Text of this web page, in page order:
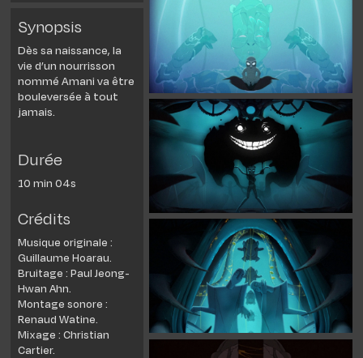
Synopsis
Dès sa naissance, la
vie d’un nourrisson
nommé Amani va être
bouleversée à tout
jamais.
Durée
10 min 04s
Crédits
Musique originale :
Guillaume Hoarau.
Bruitage : Paul Jeong-
Hwan Ahn.
Montage sonore :
Renaud Watine.
Mixage : Christian
Cartier.